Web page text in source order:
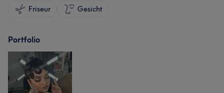
Friseur Gesicht
Portfolio